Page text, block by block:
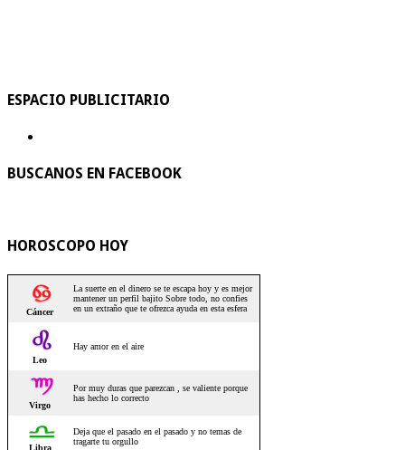
ESPACIO PUBLICITARIO
BUSCANOS EN FACEBOOK
HOROSCOPO HOY